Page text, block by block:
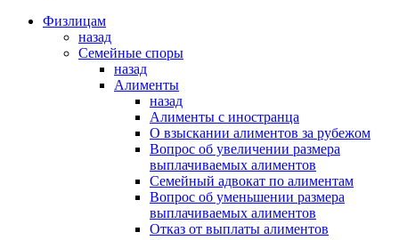
Физлицам
назад
Семейные споры
назад
Алименты
назад
Алименты с иностранца
О взыскании алиментов за рубежом
Вопрос об увеличении размера
выплачиваемых алиментов
Семейный адвокат по алиментам
Вопрос об уменьшении размера
выплачиваемых алиментов
Отказ от выплаты алиментов